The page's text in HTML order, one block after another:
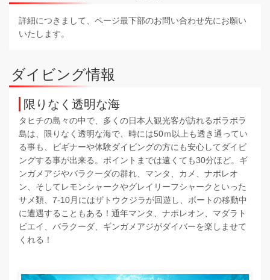
詳細につきまして、ページ最下部のお問い合わせ先にお願い
いたします。
ダイビング情報
限りなく透明な海
タヒチの島々の中で、多くの日本人観光客が訪れるボラボラ
島は、限りなく透明な海で、時には50ｍ以上も透き通ってい
る事も、ビギナーや体験ダイビングの方にも安心してダイビ
ングする事が出来る。ポイントまでは遠くても30分ほど。ギ
ンガメアジやバラクーダの群れ、マンタ、カメ、ナポレオ
ン、そしてレモンシャークやグレイリーフシャークといった
サメ類、7-10月にはザトウクジラが回遊し、ボートの移動中
に遭遇することもある！通年マンタ、ナポレオン、マダラト
ビエイ、バラクーダ、ギンガメアジがダイバーを楽しませて
くれる！